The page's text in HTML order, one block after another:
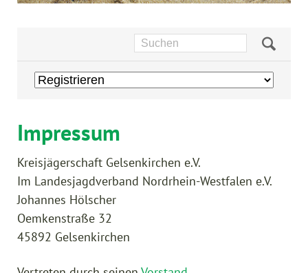
Navigation
Impressum
Kreisjägerschaft Gelsenkirchen e.V.
Im Landesjagdverband Nordrhein-Westfalen e.V.
Johannes Hölscher
Oemkenstraße 32
45892 Gelsenkirchen